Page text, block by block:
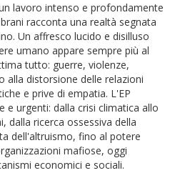
lavoro intenso e profondamente
racconta una realtà segnata
Un affresco lucido e disilluso
umano appare sempre più al
tutto: guerre, violenze,
alla distorsione delle relazioni
e prive di empatia. L'EP
urgenti: dalla crisi climatica allo
dalla ricerca ossessiva della
dell'altruismo, fino al potere
mafiose, oggi
economici e sociali.